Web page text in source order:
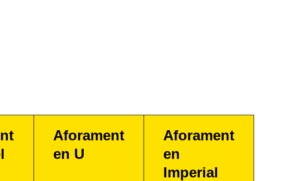
Aforament
en U
Aforament
en
Imperial